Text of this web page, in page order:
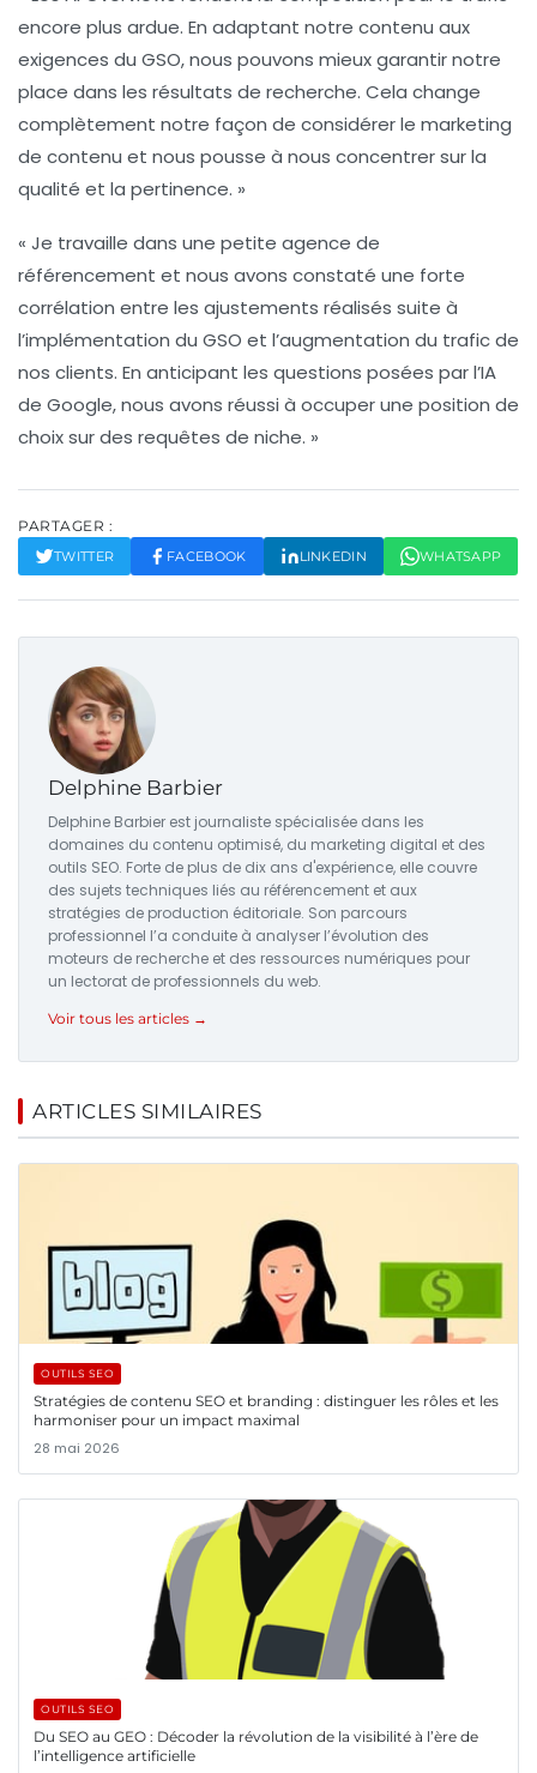
encore plus ardue. En adaptant notre contenu aux
exigences du GSO, nous pouvons mieux garantir notre
place dans les résultats de recherche. Cela change
complètement notre façon de considérer le marketing
de contenu et nous pousse à nous concentrer sur la
qualité et la pertinence. »
« Je travaille dans une petite agence de
référencement et nous avons constaté une forte
corrélation entre les ajustements réalisés suite à
l’implémentation du GSO et l’augmentation du trafic de
nos clients. En anticipant les questions posées par l’IA
de Google, nous avons réussi à occuper une position de
choix sur des requêtes de niche. »
PARTAGER :
TWITTER FACEBOOK LINKEDIN WHATSAPP
Delphine Barbier
Delphine Barbier est journaliste spécialisée dans les
domaines du contenu optimisé, du marketing digital et des
outils SEO. Forte de plus de dix ans d'expérience, elle couvre
des sujets techniques liés au référencement et aux
stratégies de production éditoriale. Son parcours
professionnel l’a conduite à analyser l’évolution des
moteurs de recherche et des ressources numériques pour
un lectorat de professionnels du web.
Voir tous les articles →
ARTICLES SIMILAIRES
OUTILS SEO
Stratégies de contenu SEO et branding : distinguer les rôles et les
harmoniser pour un impact maximal
28 mai 2026
OUTILS SEO
Du SEO au GEO : Décoder la révolution de la visibilité à l’ère de
l’intelligence artificielle